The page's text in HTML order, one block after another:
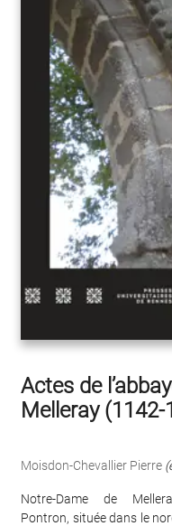
Actes de
Melleray (1142-
Moisdon-Chevallier Pierre
Notre-Dame de
Pontron, située dans le